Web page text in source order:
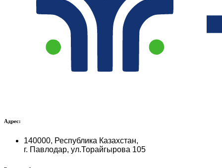
Адрес:
140000, Республика Казахстан,
г. Павлодар, ул.Торайгырова 105